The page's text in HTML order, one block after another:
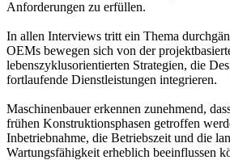
Anforderungen zu erfüllen.
In allen Interviews tritt ein Thema
OEMs bewegen sich von der
lebenszyklusorientierten Strategien, die
fortlaufende Dienstleistungen integrieren.
Maschinenbauer erkennen zunehmend,
frühen Konstruktionsphasen getroffen
Inbetriebnahme, die Betriebszeit und die
Wartungsfähigkeit erheblich beeinflussen